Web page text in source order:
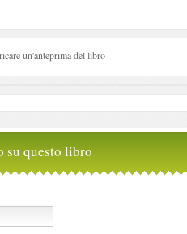
un'anteprima del libro
su questo libro